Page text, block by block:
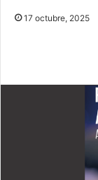
17 octubre, 2025